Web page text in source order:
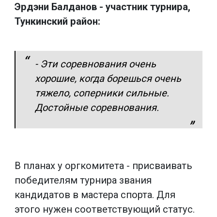
Эрдэни Балданов - участник турнира,
Тункинский район:
- Эти соревнования очень
хорошие, когда борешься очень
тяжело, соперники сильные.
Достойные соревнования.
В планах у оргкомитета - присваивать
победителям турнира звания
кандидатов в мастера спорта. Для
этого нужен соответствующий статус.